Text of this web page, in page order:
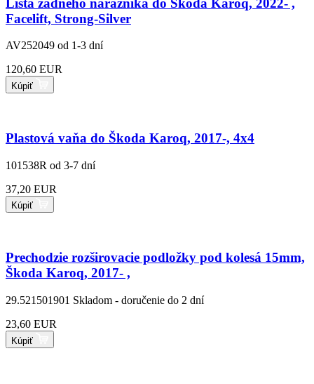
Facelift, Strong-Silver
AV252049 od 1-3 dní
120,60 EUR
Kúpiť
Plastová vaňa do Škoda Karoq, 2017-, 4x4
101538R od 3-7 dní
37,20 EUR
Kúpiť
Prechodzie rozširovacie podložky pod kolesá 15mm,
Škoda Karoq, 2017- ,
29.521501901 Skladom - doručenie do 2 dní
23,60 EUR
Kúpiť